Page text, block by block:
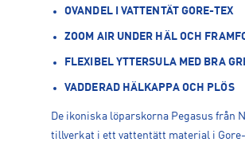
OVANDEL I VATTENTÄT GORE-TEX
ZOOM AIR UNDER HÄL OCH
FLEXIBEL YTTERSULA MED BRA
VADDERAD HÄLKAPPA OCH PLÖS
De ikoniska löparskorna Pegasus från
tillverkat i ett vattentätt material i